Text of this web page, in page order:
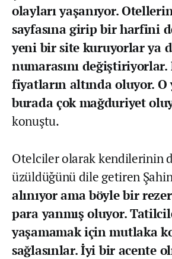
olayları yaşanıyor.
sayfasına girip bir harfini
yeni bir site kuruyorlar ya
numarasını değiştiriyorlar.
fiyatların altında oluyor. O
burada çok mağduriyet
konuştu.
Otelciler olarak kendilerinin
üzüldüğünü dile getiren
alınıyor ama böyle bir
para yanmış oluyor.
yaşamamak için mutlaka
sağlasınlar. İyi bir acente